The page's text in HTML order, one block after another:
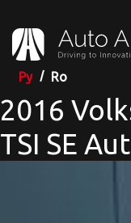
Ру Ro
2016
TSI SE